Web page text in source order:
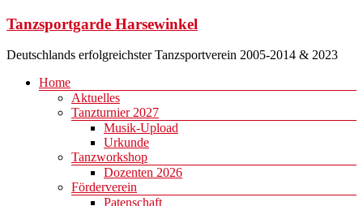
Zum
springen
Tanzsportgarde Harsewinkel
Deutschlands erfolgreichster Tanzsportverein 2005-2014 & 2023
Menü
Home
Aktuelles
Tanzturnier 2027
Musik-Upload
Urkunde
Tanzworkshop
Dozenten 2026
Förderverein
Patenschaft